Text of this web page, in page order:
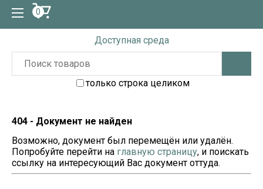
0
Доступная среда
только строка целиком
404 - Документ не найден
Возможно, документ был перемещён или удалён.
Попробуйте перейти на главную страницу, и поискать
ссылку на интересующий Вас документ оттуда.